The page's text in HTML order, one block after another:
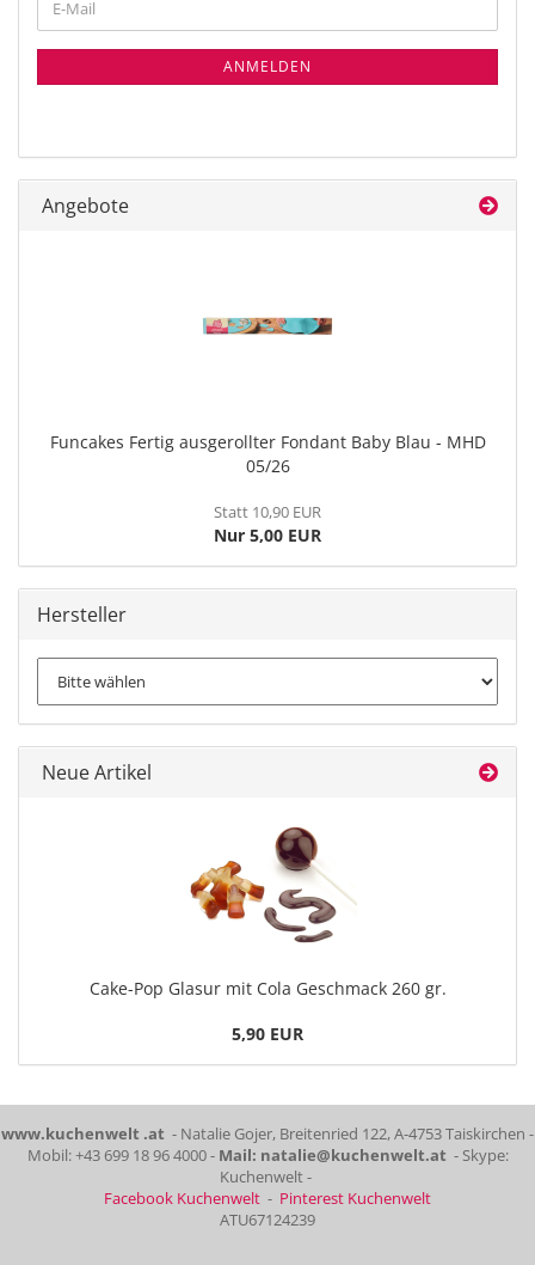
ZUR
NEWSLETTER-
E-
Mail
ANMELDEN
Angebote
Funcakes Fertig ausgerollter Fondant Baby Blau - MHD
05/26
Statt 10,90 EUR
Nur 5,00 EUR
Hersteller
Neue Artikel
Cake-Pop Glasur mit Cola Geschmack 260 gr.
5,90 EUR
www.kuchenwelt .at - Natalie Gojer, Breitenried 122, A-4753 Taiskirchen -
Mobil: +43 699 18 96 4000 - Mail: natalie@kuchenwelt.at - Skype:
Kuchenwelt -
Facebook Kuchenwelt - Pinterest Kuchenwelt
ATU67124239